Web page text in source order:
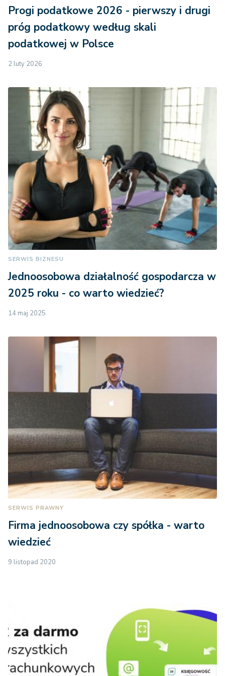
Progi podatkowe 2026 - pierwszy i drugi
próg podatkowy według skali
podatkowej w Polsce
2 luty 2026
SERWIS BIZNESU
Jednoosobowa działalność gospodarcza w
2025 roku - co warto wiedzieć?
14 maj 2025
SERWIS PRAWNY
Firma jednoosobowa czy spółka - warto
wiedzieć
9 listopad 2020